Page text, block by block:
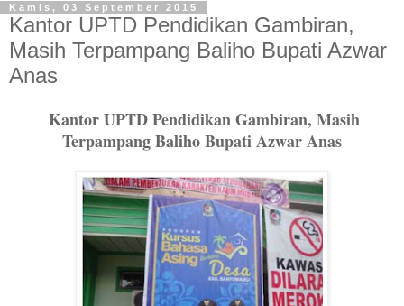
Kamis, 03 September 2015
Kantor UPTD Pendidikan Gambiran,
Masih Terpampang Baliho Bupati Azwar
Anas
Kantor UPTD Pendidikan Gambiran, Masih
Terpampang Baliho Bupati Azwar Anas